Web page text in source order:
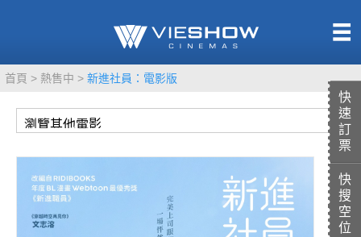
快
速
訂
票
快
搜
空
位
首頁 熱售中 新進社員：電影版
TITAN SCREEN
IMAX
影城餐飲
UNICORN